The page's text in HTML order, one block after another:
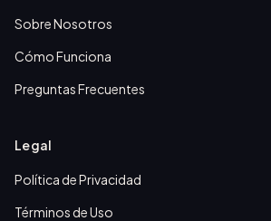
Sobre Nosotros
Cómo Funciona
Preguntas Frecuentes
Legal
Política de Privacidad
Términos de Uso